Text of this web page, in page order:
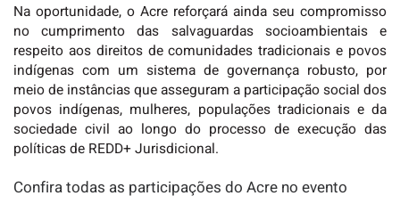
Na oportunidade, o Acre reforçará ainda seu compromisso
no cumprimento das salvaguardas socioambientais e
respeito aos direitos de comunidades tradicionais e povos
indígenas com um sistema de governança robusto, por
meio de instâncias que asseguram a participação social dos
povos indígenas, mulheres, populações tradicionais e da
sociedade civil ao longo do processo de execução das
políticas de REDD+ Jurisdicional.
Confira todas as participações do Acre no evento